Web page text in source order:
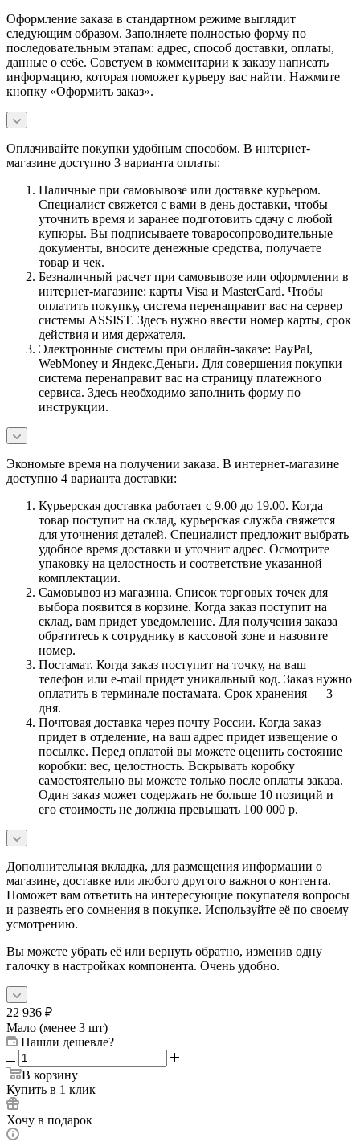
Оформление заказа в стандартном режиме выглядит
следующим образом. Заполняете полностью форму по
последовательным этапам: адрес, способ доставки, оплаты,
данные о себе. Советуем в комментарии к заказу написать
информацию, которая поможет курьеру вас найти. Нажмите
кнопку «Оформить заказ».
Оплачивайте покупки удобным способом. В интернет-
магазине доступно 3 варианта оплаты:
Наличные при самовывозе или доставке курьером.
Специалист свяжется с вами в день доставки, чтобы
уточнить время и заранее подготовить сдачу с любой
купюры. Вы подписываете товаросопроводительные
документы, вносите денежные средства, получаете
товар и чек.
Безналичный расчет при самовывозе или оформлении в
интернет-магазине: карты Visa и MasterCard. Чтобы
оплатить покупку, система перенаправит вас на сервер
системы ASSIST. Здесь нужно ввести номер карты, срок
действия и имя держателя.
Электронные системы при онлайн-заказе: PayPal,
WebMoney и Яндекс.Деньги. Для совершения покупки
система перенаправит вас на страницу платежного
сервиса. Здесь необходимо заполнить форму по
инструкции.
Экономьте время на получении заказа. В интернет-магазине
доступно 4 варианта доставки:
Курьерская доставка работает с 9.00 до 19.00. Когда
товар поступит на склад, курьерская служба свяжется
для уточнения деталей. Специалист предложит выбрать
удобное время доставки и уточнит адрес. Осмотрите
упаковку на целостность и соответствие указанной
комплектации.
Самовывоз из магазина. Список торговых точек для
выбора появится в корзине. Когда заказ поступит на
склад, вам придет уведомление. Для получения заказа
обратитесь к сотруднику в кассовой зоне и назовите
номер.
Постамат. Когда заказ поступит на точку, на ваш
телефон или e-mail придет уникальный код. Заказ нужно
оплатить в терминале постамата. Срок хранения — 3
дня.
Почтовая доставка через почту России. Когда заказ
придет в отделение, на ваш адрес придет извещение о
посылке. Перед оплатой вы можете оценить состояние
коробки: вес, целостность. Вскрывать коробку
самостоятельно вы можете только после оплаты заказа.
Один заказ может содержать не больше 10 позиций и
его стоимость не должна превышать 100 000 р.
Дополнительная вкладка, для размещения информации о
магазине, доставке или любого другого важного контента.
Поможет вам ответить на интересующие покупателя вопросы
и развеять его сомнения в покупке. Используйте её по своему
усмотрению.
Вы можете убрать её или вернуть обратно, изменив одну
галочку в настройках компонента. Очень удобно.
22 936 ₽
Мало (менее 3 шт)
Нашли дешевле?
В корзину
Купить в 1 клик
Хочу в подарок